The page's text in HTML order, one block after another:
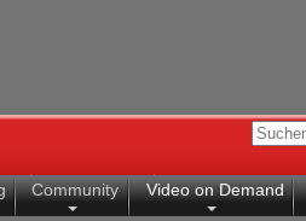
Community Video on Demand